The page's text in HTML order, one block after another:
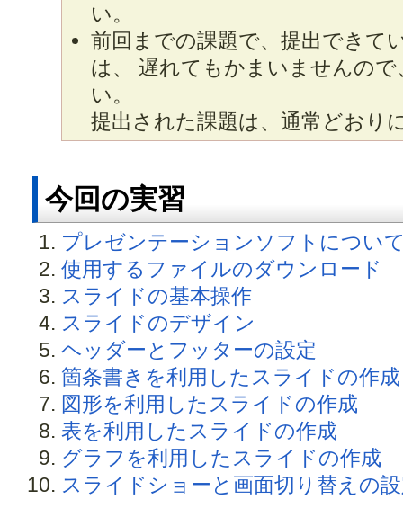
い。
前回までの課題で、提出できて
は、 遅れてもかまいませんの
い。
提出された課題は、通常どおり
今回の実習
プレゼンテーションソフトについ
使用するファイルのダウンロード
スライドの基本操作
スライドのデザイン
ヘッダーとフッターの設定
箇条書きを利用したスライドの作成
図形を利用したスライドの作成
表を利用したスライドの作成
グラフを利用したスライドの作成
スライドショーと画面切り替えの